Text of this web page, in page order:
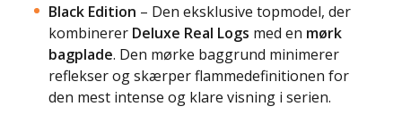
Black Edition – Den eksklusive topmodel, der
kombinerer Deluxe Real Logs med en mørk
bagplade. Den mørke baggrund minimerer
reflekser og skærper flammedefinitionen for
den mest intense og klare visning i serien.